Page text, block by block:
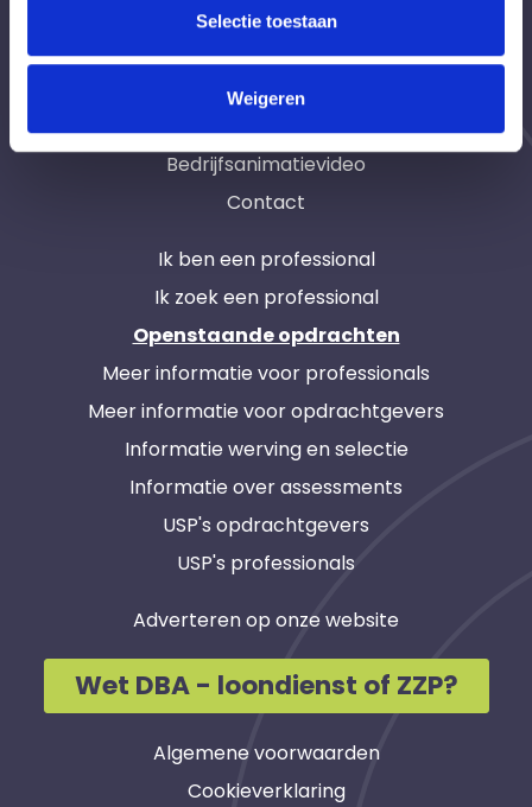
Selectie toestaan
Weigeren
Over ons
Werkwijze
Waar zijn wij actief
Bedrijfsanimatievideo
Contact
Ik ben een professional
Ik zoek een professional
Openstaande opdrachten
Meer informatie voor professionals
Meer informatie voor opdrachtgevers
Informatie werving en selectie
Informatie over assessments
USP's opdrachtgevers
USP's professionals
Adverteren op onze website
Wet DBA - loondienst of ZZP?
Algemene voorwaarden
Cookieverklaring